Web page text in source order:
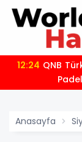
12:24
Anasayfa